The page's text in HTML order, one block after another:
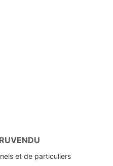
et de particuliers